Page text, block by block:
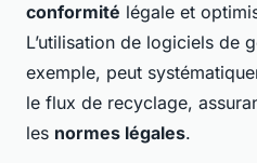
conformité légale et
L’utilisation de logiciels de
exemple, peut
le flux de recyclage,
les normes légales.